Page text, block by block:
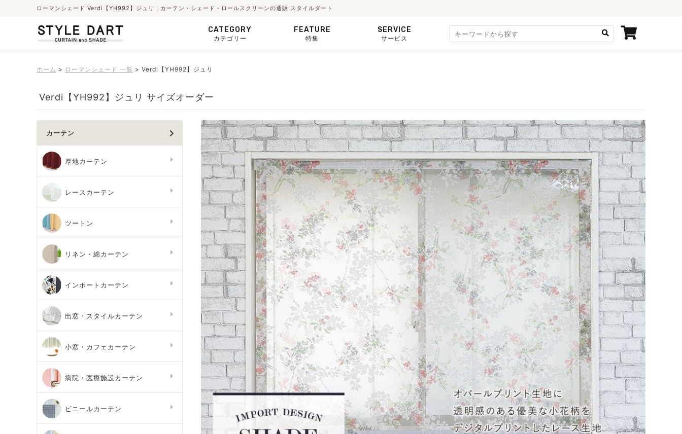
ローマンシェード Verdi【YH992】ジュリ｜カーテン・シェード・ロールスクリーンの通販 スタイルダート
CATEGORY
カテゴリー
FEATURE
特集
SERVICE
サービス
ホーム ローマンシェード 一覧 Verdi【YH992】ジュリ
Verdi【YH992】ジュリ サイズオーダー
カーテン
厚地カーテン
レースカーテン
ツートン
リネン・綿カーテン
インポートカーテン
出窓・スタイルカーテン
小窓・カフェカーテン
病院・医療施設カーテン
ビニールカーテン